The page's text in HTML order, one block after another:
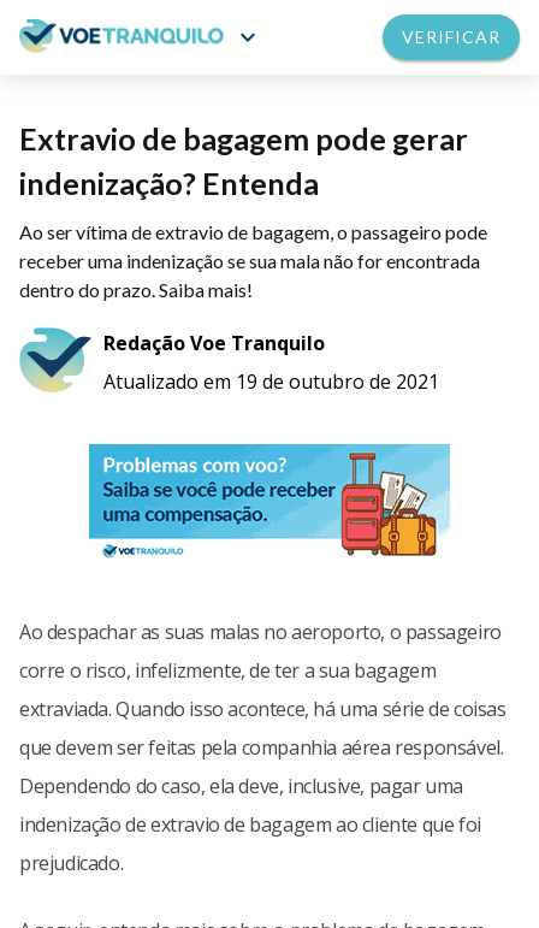
expand_more VERIFICAR
Extravio de bagagem pode gerar
indenização? Entenda
Ao ser vítima de extravio de bagagem, o passageiro pode
receber uma indenização se sua mala não for encontrada
dentro do prazo. Saiba mais!
Redação Voe Tranquilo
Atualizado em 19 de outubro de 2021
Ao despachar as suas malas no aeroporto, o passageiro
corre o risco, infelizmente, de ter a sua bagagem
extraviada. Quando isso acontece, há uma série de coisas
que devem ser feitas pela companhia aérea responsável.
Dependendo do caso, ela deve, inclusive, pagar uma
indenização de extravio de bagagem ao cliente que foi
prejudicado.